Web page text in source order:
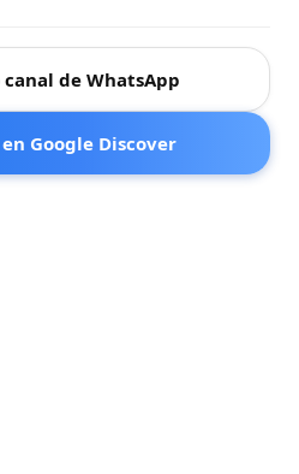
de WhatsApp
Google Discover